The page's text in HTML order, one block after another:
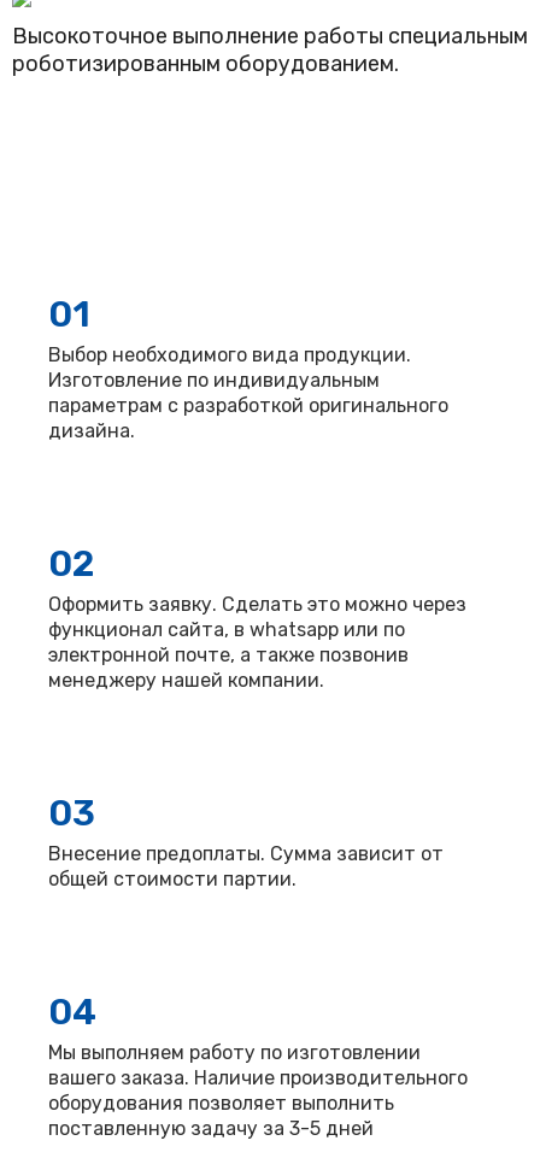
Высокоточное выполнение работы специальным
роботизированным оборудованием.
01
Выбор необходимого вида продукции.
Изготовление по индивидуальным
параметрам с разработкой оригинального
дизайна.
02
Оформить заявку. Сделать это можно через
функционал сайта, в whatsapp или по
электронной почте, а также позвонив
менеджеру нашей компании.
03
Внесение предоплаты. Сумма зависит от
общей стоимости партии.
04
Мы выполняем работу по изготовлении
вашего заказа. Наличие производительного
оборудования позволяет выполнить
поставленную задачу за 3-5 дней